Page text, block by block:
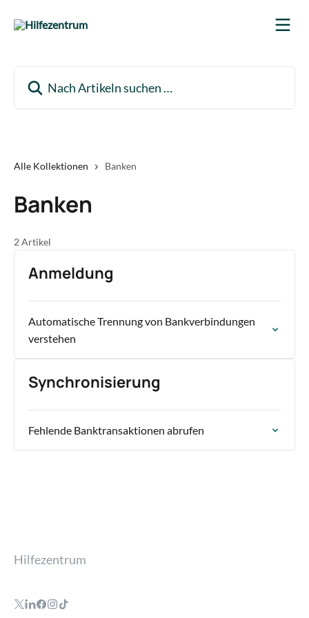
Alle Kollektionen Banken
Banken
2 Artikel
Anmeldung
Automatische Trennung von Bankverbindungen
verstehen
Synchronisierung
Fehlende Banktransaktionen abrufen
Hilfezentrum